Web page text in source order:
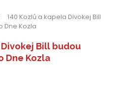
140 Kozlů a kapela Divokej Bill
Dne Kozla
Bill budou
Dne Kozla